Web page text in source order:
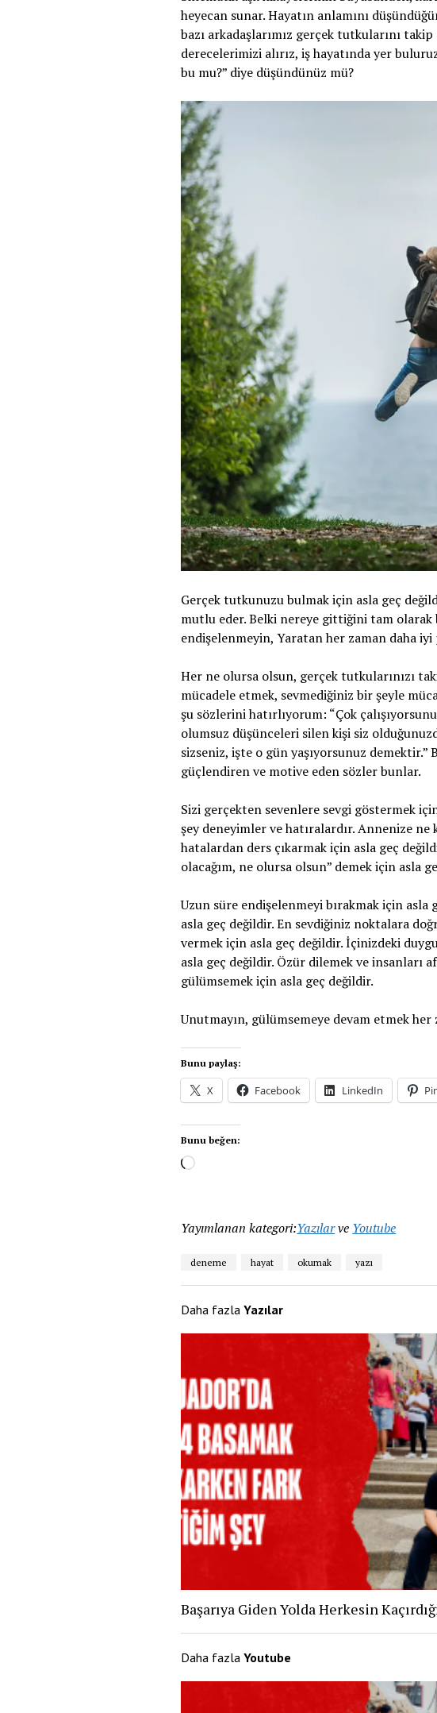
heyecan sunar. Hayatın anlamını
bazı arkadaşlarımız gerçek tutkularını
derecelerimizi alırız, iş hayatında yer
bu mu?” diye düşündünüz mü?
Gerçek tutkunuzu bulmak için asla geç
mutlu eder. Belki nereye gittiğini tam
endişelenmeyin, Yaratan her zaman daha
Her ne olursa olsun, gerçek tutkularınızı
mücadele etmek, sevmediğiniz bir şeyle
şu sözlerini hatırlıyorum: “Çok
olumsuz düşünceleri silen kişi siz
sizseniz, işte o gün yaşıyorsunuz
güçlendiren ve motive eden sözler bunlar.
Sizi gerçekten sevenlere sevgi göstermek
şey deneyimler ve hatıralardır. Annenize
hatalardan ders çıkarmak için asla geç
olacağım, ne olursa olsun” demek için asla
Uzun süre endişelenmeyi bırakmak için
asla geç değildir. En sevdiğiniz noktalara
vermek için asla geç değildir. İçinizdeki
asla geç değildir. Özür dilemek ve insanları
gülümsemek için asla geç değildir.
Unutmayın, gülümsemeye devam etmek
Bunu paylaş:
X Facebook LinkedIn
Bunu beğen:
Yayımlanan kategori:Yazılarve Youtube
deneme hayat okumak yazı
Daha fazlaYazılar
Başarıya Giden Yolda Herkesin
Daha fazlaYoutube